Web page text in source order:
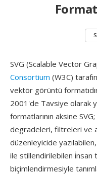
SVG (Scalable Vector
Consortium (W3C)
vektör görüntü
2001'de Tavsiye olarak
formatlarının aksine
degradeleri, filtreleri ve
düzenleyicide
ile stillendirilebilen i̇nsan
biçimlendirmesiyle